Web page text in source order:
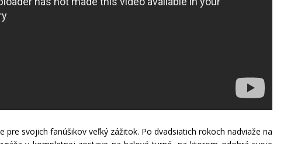
pre svojich fanúšikov veľký zážitok. Po dvadsiatich rokoch nadviaže na